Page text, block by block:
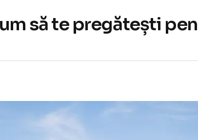
să te pregătești